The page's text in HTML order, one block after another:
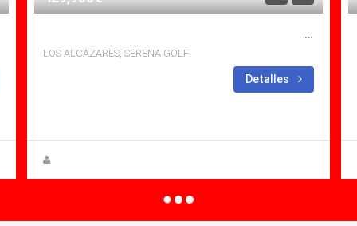
SE VENDE APARTAMENTO EN SERENA GOLF, LOS ALCÃ¡ZARES CON PISCINA
LOS ALCÁZARES, SERENA GOLF
Detalles